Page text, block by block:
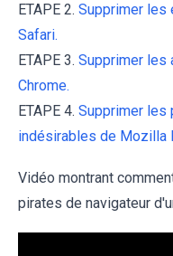
ETAPE 2. Supprimer les
Safari.
ETAPE 3. Supprimer les
Chrome.
ETAPE 4. Supprimer les
indésirables de Mozilla
Vidéo montrant
pirates de navigateur